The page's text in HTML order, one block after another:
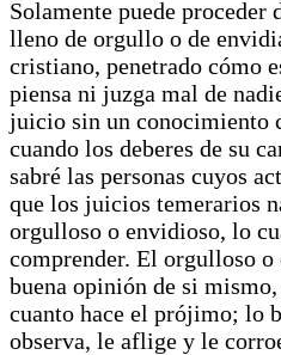
Solamente puede proceder
lleno de orgullo o de
cristiano, penetrado cómo
piensa ni juzga mal de
juicio sin un conocimiento
cuando los deberes de su
sabré las personas cuyos
que los juicios temerarios
orgulloso o envidioso, lo
comprender. El orgulloso
buena opinión de si
cuanto hace el prójimo; lo
observa, le aflige y le